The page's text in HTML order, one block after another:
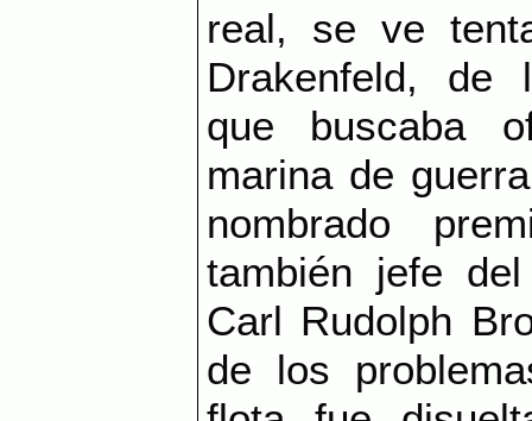
real, se ve
Drakenfeld, de
que buscaba
marina de
nombrado
también jefe
Carl Rudolph
de los